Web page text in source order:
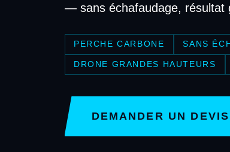
— sans échafaudage, résultat
PERCHE CARBONE SANS
DRONE GRANDES HAUTEURS
DEMANDER UN DEVIS